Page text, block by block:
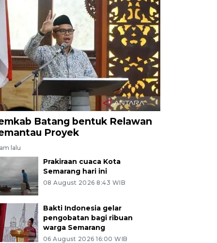
Batang bentuk Relawan
Proyek
lalu
Prakiraan cuaca Kota
Semarang hari ini
08 August 2026 8:43 WIB
Bakti Indonesia gelar
pengobatan bagi ribuan
warga Semarang
06 August 2026 16:00 WIB